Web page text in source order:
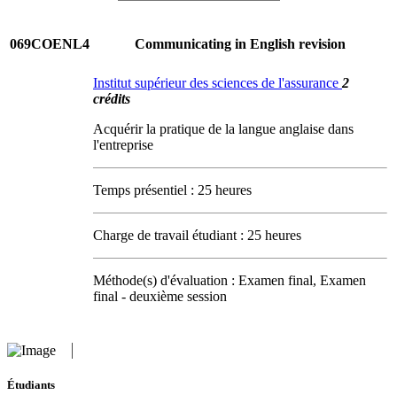
069COENL4 Communicating in English revision
Institut supérieur des sciences de l'assurance 2
crédits
Acquérir la pratique de la langue anglaise dans
l'entreprise
Temps présentiel : 25 heures
Charge de travail étudiant : 25 heures
Méthode(s) d'évaluation : Examen final, Examen
final - deuxième session
Étudiants